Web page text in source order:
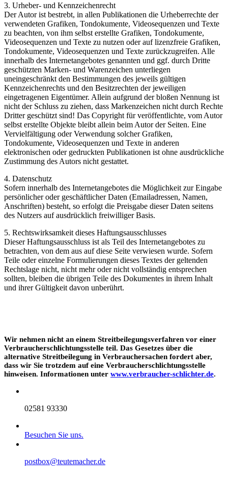
3. Urheber- und Kennzeichenrecht
Der Autor ist bestrebt, in allen Publikationen die Urheberrechte der
verwendeten Grafiken, Tondokumente, Videosequenzen und Texte
zu beachten, von ihm selbst erstellte Grafiken, Tondokumente,
Videosequenzen und Texte zu nutzen oder auf lizenzfreie Grafiken,
Tondokumente, Videosequenzen und Texte zurückzugreifen. Alle
innerhalb des Internetangebotes genannten und ggf. durch Dritte
geschützten Marken- und Warenzeichen unterliegen
uneingeschränkt den Bestimmungen des jeweils gültigen
Kennzeichenrechts und den Besitzrechten der jeweiligen
eingetragenen Eigentümer. Allein aufgrund der bloßen Nennung ist
nicht der Schluss zu ziehen, dass Markenzeichen nicht durch Rechte
Dritter geschützt sind! Das Copyright für veröffentlichte, vom Autor
selbst erstellte Objekte bleibt allein beim Autor der Seiten. Eine
Vervielfältigung oder Verwendung solcher Grafiken,
Tondokumente, Videosequenzen und Texte in anderen
elektronischen oder gedruckten Publikationen ist ohne ausdrückliche
Zustimmung des Autors nicht gestattet.
4. Datenschutz
Sofern innerhalb des Internetangebotes die Möglichkeit zur Eingabe
persönlicher oder geschäftlicher Daten (Emailadressen, Namen,
Anschriften) besteht, so erfolgt die Preisgabe dieser Daten seitens
des Nutzers auf ausdrücklich freiwilliger Basis.
5. Rechtswirksamkeit dieses Haftungsausschlusses
Dieser Haftungsausschluss ist als Teil des Internetangebotes zu
betrachten, von dem aus auf diese Seite verwiesen wurde. Sofern
Teile oder einzelne Formulierungen dieses Textes der geltenden
Rechtslage nicht, nicht mehr oder nicht vollständig entsprechen
sollten, bleiben die übrigen Teile des Dokumentes in ihrem Inhalt
und ihrer Gültigkeit davon unberührt.
Wir nehmen nicht an einem Streitbeilegungsverfahren vor einer
Verbraucherschlichtungsstelle teil. Das Gesetzes über die
alternative Streitbeilegung in Verbrauchersachen fordert aber,
dass wir Sie trotzdem auf eine Verbraucherschlichtungsstelle
hinweisen. Informationen unter www.verbraucher-schlichter.de.
02581 93330
Besuchen Sie uns.
postbox@teutemacher.de